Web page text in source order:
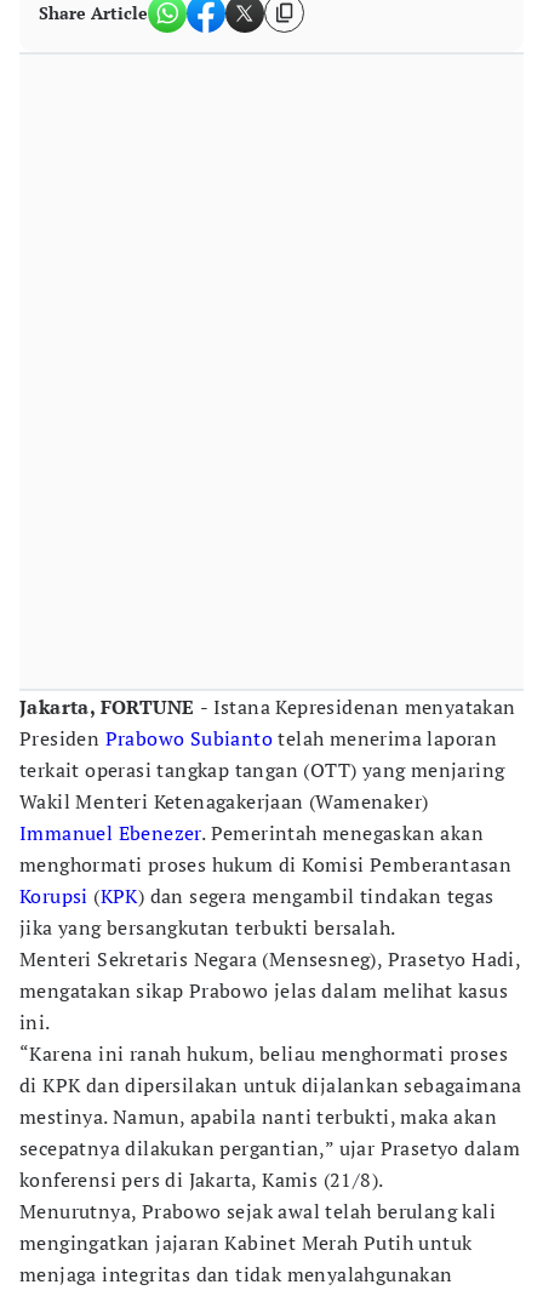
Share Article
Jakarta, FORTUNE - Istana Kepresidenan menyatakan
Presiden Prabowo Subiantotelah menerima laporan
terkait operasi tangkap tangan (OTT) yang menjaring
Wakil Menteri Ketenagakerjaan (Wamenaker)
Immanuel Ebenezer. Pemerintah menegaskan akan
menghormati proses hukum di Komisi Pemberantasan
Korupsi (KPK) dan segera mengambil tindakan tegas
jika yang bersangkutan terbukti bersalah.
Menteri Sekretaris Negara (Mensesneg), Prasetyo Hadi,
mengatakan sikap Prabowo jelas dalam melihat kasus
ini.
“Karena ini ranah hukum, beliau menghormati proses
di KPK dan dipersilakan untuk dijalankan sebagaimana
mestinya. Namun, apabila nanti terbukti, maka akan
secepatnya dilakukan pergantian,” ujar Prasetyo dalam
konferensi pers di Jakarta, Kamis (21/8).
Menurutnya, Prabowo sejak awal telah berulang kali
mengingatkan jajaran Kabinet Merah Putih untuk
menjaga integritas dan tidak menyalahgunakan